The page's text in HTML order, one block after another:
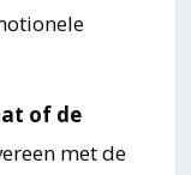
of de
met de